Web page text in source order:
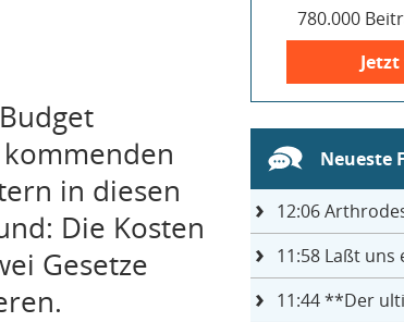
in diesen
Die Kosten
Gesetze
780.000
Neueste
12:06Arthrodese
11:58Laßt uns ein
11:44**Der